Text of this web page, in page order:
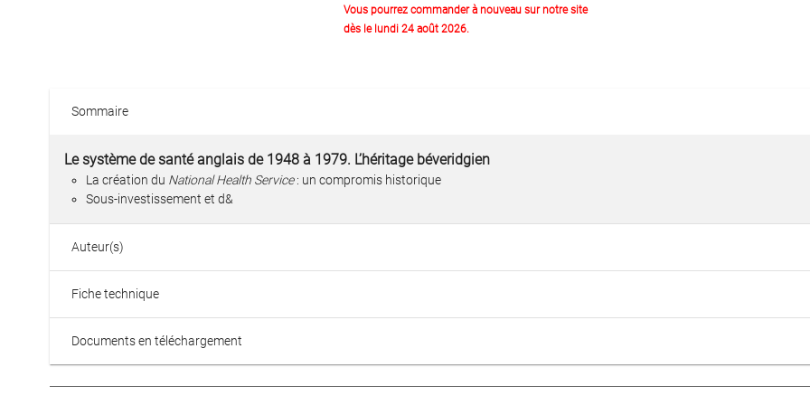
Vous pourrez commander à nouveau sur notre site
dès le lundi 24 août 2026.
Sommaire
Le système de santé anglais de 1948 à 1979. L’héritage béveridgien
La création du National Health Service: un compromis historique
Sous-investissement et d&
Auteur(s)
Fiche technique
Documents en téléchargement